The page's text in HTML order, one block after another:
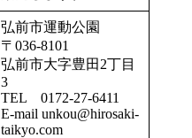
弘前市運動公園
〒036-8101
弘前市大字豊田2丁目
3
TEL 0172-27-6411
E-mail unkou@hirosaki-
taikyo.com